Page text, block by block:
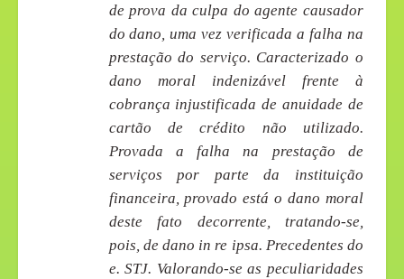
de prova da culpa do agente causador
do dano, uma vez verificada a falha na
prestação do serviço. Caracterizado o
dano moral indenizável frente à
cobrança injustificada de anuidade de
cartão de crédito não utilizado.
Provada a falha na prestação de
serviços por parte da instituição
financeira, provado está o dano moral
deste fato decorrente, tratando-se,
pois, de dano in re ipsa. Precedentes do
e. STJ. Valorando-se as peculiaridades